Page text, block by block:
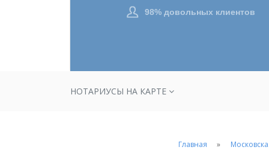
НОТАРИУСЫ НА КАРТЕ
Главная